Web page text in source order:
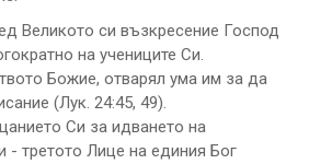
Великото си възкресение Господ
на учениците Си.
Божие, отварял ума им за да
(Лук. 24:45, 49).
Си за идването на
- третото Лице на единия Бог